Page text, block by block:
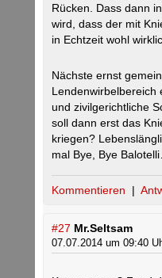
Rücken. Dass dann
wird, dass der mit
in Echtzeit wohl
Nächste ernst
Lendenwirbelbereich
und zivilgerichtliche
soll dann erst das
kriegen?
mal Bye, Bye
Kommentieren |
#27 Mr.Seltsam
07.07.2014 um 09:40